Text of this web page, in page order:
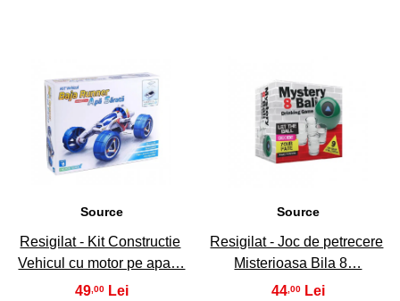
33
Source
Resigilat - Kit Constructie
Vehicul cu motor pe apa…
49,00
34
Source
Resigilat - Joc de petrecere
Misterioasa Bila 8…
44 ,00